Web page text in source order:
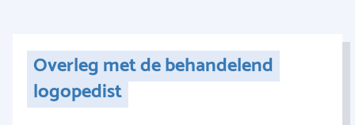
Overleg met de behandelend
logopedist